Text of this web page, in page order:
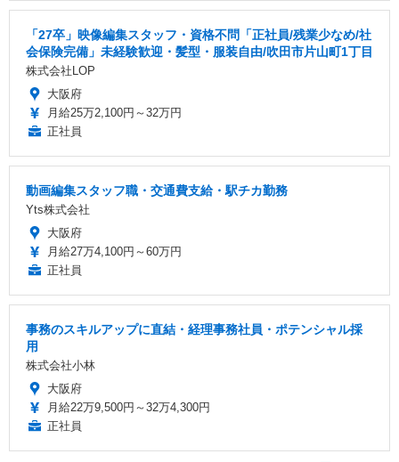
「27卒」映像編集スタッフ・資格不問「正社員/残業少なめ/社
会保険完備」未経験歓迎・髪型・服装自由/吹田市片山町1丁目
株式会社LOP
大阪府
月給25万2,100円～32万円
正社員
動画編集スタッフ職・交通費支給・駅チカ勤務
Yts株式会社
大阪府
月給27万4,100円～60万円
正社員
事務のスキルアップに直結・経理事務社員・ポテンシャル採
用
株式会社小林
大阪府
月給22万9,500円～32万4,300円
正社員